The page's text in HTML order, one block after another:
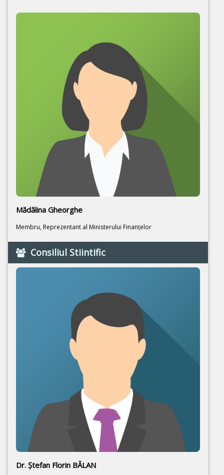
Mădălina Gheorghe
Membru, Reprezentant al Ministerului Finanțelor
Consiliul Stiintific
Dr. Ştefan Florin BĂLAN